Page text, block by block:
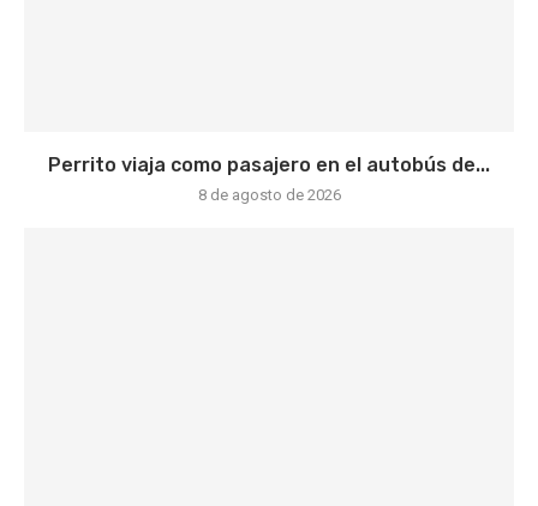
Perrito viaja como pasajero en el autobús de...
8 de agosto de 2026